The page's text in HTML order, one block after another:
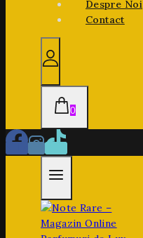
Despre Noi
Contact
0